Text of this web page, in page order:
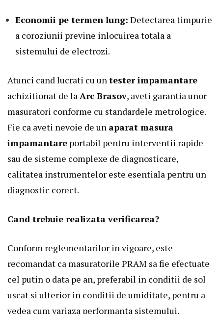
Economii pe termen lung: Detectarea timpurie
a coroziunii previne inlocuirea totala a
sistemului de electrozi.
Atunci cand lucrati cu untester impamantare
achizitionat de laArc Brasov, aveti garantia unor
masuratori conforme cu standardele metrologice.
Fie ca aveti nevoie de un aparat masura
impamantare portabil pentru interventii rapide
sau de sisteme complexe de diagnosticare,
calitatea instrumentelor este esentiala pentru un
diagnostic corect.
Cand trebuie realizata verificarea?
Conform reglementarilor in vigoare, este
recomandat ca masuratorile PRAM sa fie efectuate
cel putin o data pe an, preferabil in conditii de sol
uscat si ulterior in conditii de umiditate, pentru a
vedea cum variaza performanta sistemului.